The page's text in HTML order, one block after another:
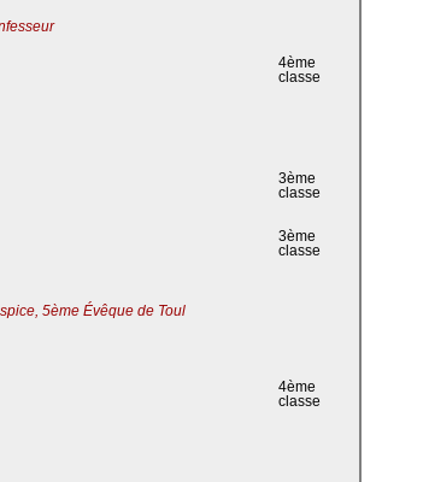
4ème
classe
3ème
classe
3ème
classe
5ème Évêque de Toul
4ème
classe